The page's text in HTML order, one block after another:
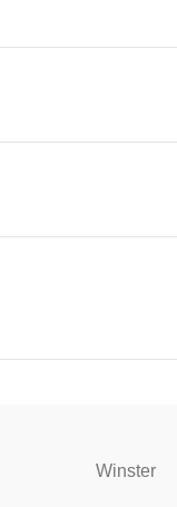
Winster